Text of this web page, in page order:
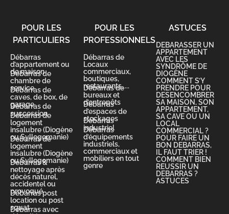
POUR LES
PARTICULIERS
Débarras
d’appartement ou
de maison
Débarras de
chambre de
service
Débarras de
caves, de box, de
garage
Débarras de
succession
Débarras de
logement
insalubre (Diogène
ou Syllogomanie)
Débarras de
logement
insalubre (Diogène
ou Syllogomanie)
Débarras &
nettoyage après
décès naturel,
accidentel ou
provoqué
Débarras post
location ou post
squat
Débarras avec
POUR LES
PROFESSIONNELS
Débarras de
Locaux
commerciaux,
boutiques,
restaurants, ...
Débarras de
bureaux et
d’entrepôts
Débarras
d’espaces de
stockages
Débarras
industriel
Débarras
d’équipements
industriels,
commerciaux et
mobiliers en tout
genre
ASTUCES
DEBARASSER UN
APPARTEMENT
AVEC LES
SYNDRÔME DE
DIOGÈNE
COMMENT S’Y
PRENDRE POUR
DESENCOMBRER
SA MAISON, SON
APPARTEMENT,
SA CAVE OU UN
LOCAL
COMMERCIAL ?
POUR FAIRE UN
BON DEBARRAS,
IL FAUT TRIER !
COMMENT BIEN
REUSSIR UN
DEBARRAS ?
ASTUCES